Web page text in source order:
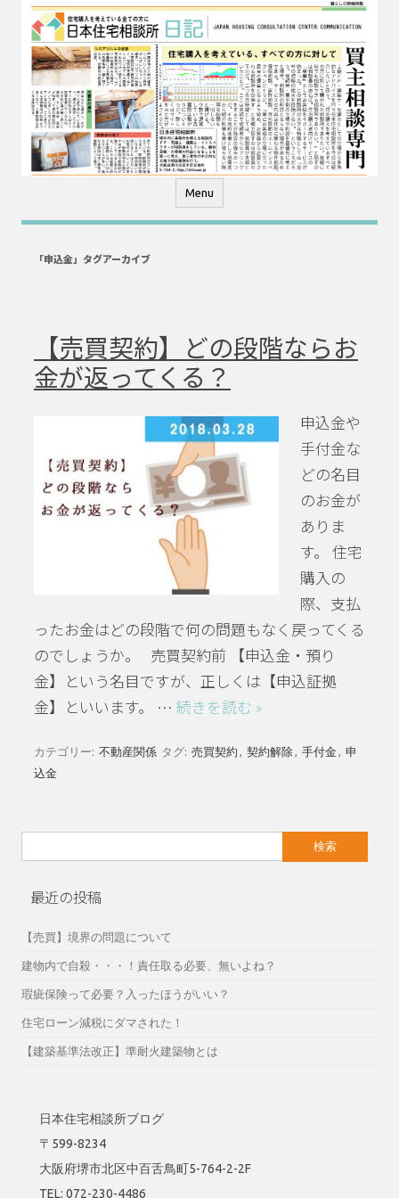
コ
テ
ン
ツ
へ
ス
キ
ッ
プ
Menu
「申込金」タグアーカイブ
【売買契約】どの段階ならお
金が返ってくる？
申込金や
手付金な
どの名目
のお金が
ありま
す。 住宅
購入の
際、支払
ったお金はどの段階で何の問題もなく戻ってくる
のでしょうか。 売買契約前 【申込金・預り
金】という名目ですが、正しくは【申込証拠
金】といいます。 … 続きを読む »
カテゴリー: 不動産関係 タグ: 売買契約 , 契約解除, 手付金 , 申
込金
索:
最近の投稿
【売買】境界の問題について
建物内で自殺・・・！責任取る必要、無いよね？
瑕疵保険って必要？入ったほうがいい？
住宅ローン減税にダマされた！
【建築基準法改正】準耐火建築物とは
日本住宅相談所ブログ
〒599-8234
大阪府堺市北区中百舌鳥町5-764-2-2F
TEL: 072-230-4486